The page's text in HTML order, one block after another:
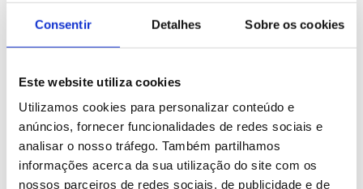
Consentir Detalhes Sobre os cookies
Este website utiliza cookies
Utilizamos cookies para personalizar conteúdo e
anúncios, fornecer funcionalidades de redes sociais e
analisar o nosso tráfego. Também partilhamos
informações acerca da sua utilização do site com os
nossos parceiros de redes sociais, de publicidade e de
Austrália
Todos